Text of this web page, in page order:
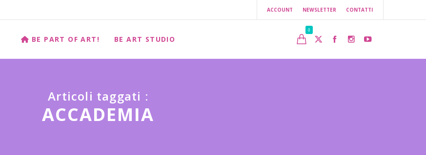
ACCOUNT NEWSLETTER CONTATTI
0
BE PART OF ART! BE ART STUDIO
Articoli taggati :
ACCADEMIA